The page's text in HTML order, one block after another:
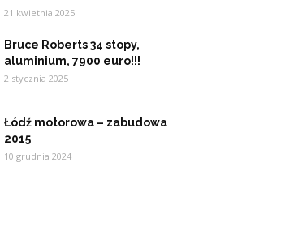
21 kwietnia 2025
Bruce Roberts 34 stopy,
aluminium, 7900 euro!!!
2 stycznia 2025
Łódź motorowa – zabudowa
2015
10 grudnia 2024